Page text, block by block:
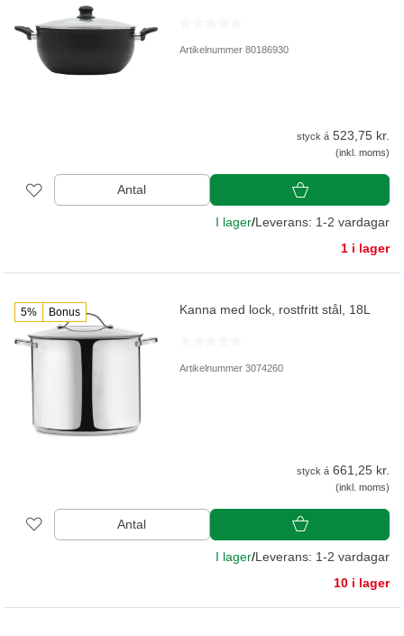
Artikelnummer 80186930
styck á 523,75 kr.
(inkl. moms)
Antal
I lager/Leverans: 1-2 vardagar
1 i lager
5% Bonus Kanna med lock, rostfritt stål, 18L
Artikelnummer 3074260
styck á 661,25 kr.
(inkl. moms)
Antal
I lager/Leverans: 1-2 vardagar
10 i lager